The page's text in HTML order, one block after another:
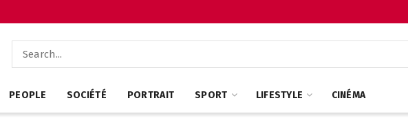
PEOPLE SOCIÉTÉ PORTRAIT SPORT LIFESTYLE CINÉMA